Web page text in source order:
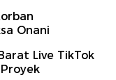
Onani
Live TikTok